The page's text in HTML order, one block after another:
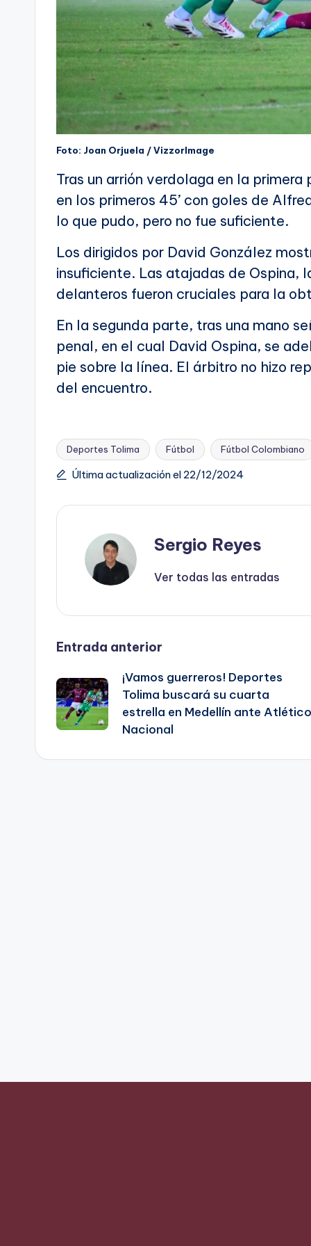
Foto: Joan Orjuela / VizzorImage
Tras un arrión verdolaga en la
en los primeros 45’ con goles de
lo que pudo, pero no fue suficiente.
Los dirigidos por David González
insuficiente. Las atajadas de Ospina,
delanteros fueron cruciales para la
En la segunda parte, tras una mano
penal, en el cual David Ospina, se
pie sobre la línea. El árbitro no hizo
del encuentro.
Etiquetas:
Deportes Tolima Fútbol Fútbol Colombiano
Última actualización el 22/12/2024
Sergio Reyes
Ver todas las entradas
Navegación
de
entradas
Entrada anterior
¡Vamos guerreros! Deportes
Tolima buscará su cuarta
estrella en Medellín ante Atlético
Nacional